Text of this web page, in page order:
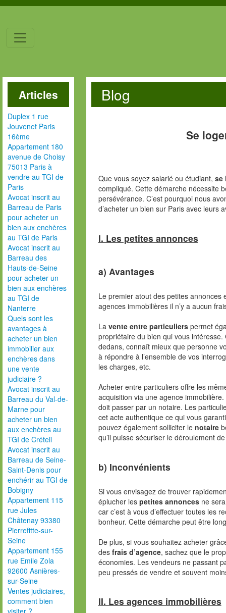
Articles
Duplex 1 rue
Jouvenet Paris
16ème
Appartement 180
avenue de Choisy
75013 Paris à
vendre au TGI de
Paris
Avocat inscrit au
Barreau de Paris
pour acheter un
bien aux enchères
au TGI de Paris
Avocat inscrit au
Barreau des
Hauts-de-Seine
pour acheter un
bien aux enchères
au TGI de
Nanterre
Quels sont les
avantages à
acheter un bien
immobilier aux
enchères dans
une vente
judiciaire ?
Avocat inscrit au
Barreau du Val-de-
Marne pour
acheter un bien
aux enchères au
TGI de Créteil
Avocat inscrit au
Barreau de Seine-
Saint-Denis pour
enchérir au TGI de
Bobigny
Appartement 115
rue Jules
Châtenay 93380
Pierrefitte-sur-
Seine
Appartement 155
rue Emile Zola
92600 Asnières-
sur-Seine
Ventes judiciaires,
comment bien
visiter ?
Blog
Se
Que vous soyez salarié ou étudiant, se
compliqué. Cette démarche nécessite
persévérance. C’est pourquoi nous
d’acheter un bien sur Paris avec leurs
I. Les petites annonces
a) Avantages
Le premier atout des petites
agences immobilières il n’y a aucun
La vente entre particulierspermet
propriétaire du bien qui vous
dedans, connaît mieux que personne
à répondre à l’ensemble de vos
les charges, etc.
Acheter entre particuliers offre les
acquisition via une agence
doit passer par un notaire. Les
cet acte authentique ce qui vous
pouvez également solliciter le notaire
qu’il puisse sécuriser le déroulement
b) Inconvénients
Si vous envisagez de trouver
éplucher les petites annoncesne sera
car c’est à vous d’effectuer toutes les
bonheur. Cette démarche peut être
De plus, si vous souhaitez acheter
des frais d’agence, sachez que le
économies. Les vendeurs ne passant
peu pressés de vendre et souvent
II. Les agences immobilières